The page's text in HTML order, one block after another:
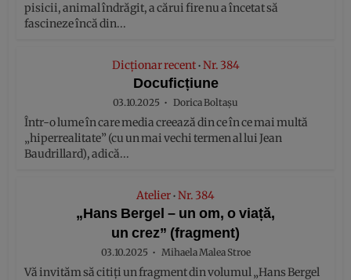
pisicii, animal îndrăgit, a cărui fire nu a încetat să
fascineze încă din...
Dicționar recent • Nr. 384
Docuficțiune
03.10.2025 Dorica Boltașu
Într-o lume în care media creează din ce în ce mai multă
„hiperrealitate” (cu un mai vechi termen al lui Jean
Baudrillard), adică...
Atelier • Nr. 384
„Hans Bergel – un om, o viață,
un crez” (fragment)
03.10.2025 Mihaela Malea Stroe
Vă invităm să citiți un fragment din volumul „Hans Bergel